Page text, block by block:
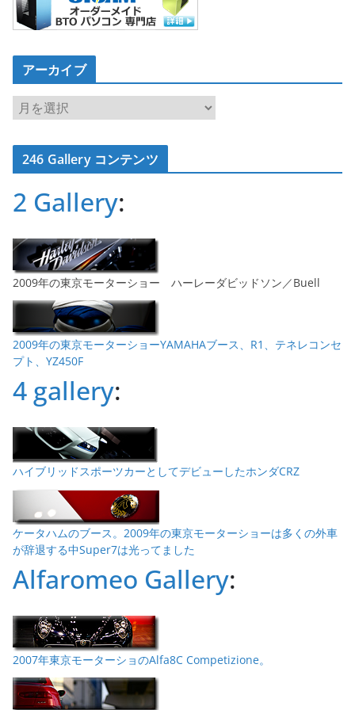
アーカイブ
ア
カ
イ246 Gallery コンテンツ
2 Gallery:
2009年の東京モーターショー ハーレーダビッドソン／Buell
2009年の東京モーターショーYAMAHAブース、R1、テネレコンセ
プト、YZ450F
4 gallery:
ハイブリッドスポーツカーとしてデビューしたホンダCRZ
ケータハムのブース。2009年の東京モーターショーは多くの外車
が辞退する中Super7は光ってました
Alfaromeo Gallery:
2007年東京モーターショのAlfa8C Competizione。